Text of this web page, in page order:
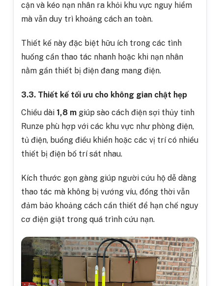
cận và kéo nạn nhân ra khỏi khu vực nguy hiểm
mà vẫn duy trì khoảng cách an toàn.
Thiết kế này đặc biệt hữu ích trong các tình
huống cần thao tác nhanh hoặc khi nạn nhân
nằm gần thiết bị điện đang mang điện.
3.3. Thiết kế tối ưu cho không gian chật hẹp
Chiều dài 1,8 m giúp sào cách điện sợi thủy tinh
Runze phù hợp với các khu vực như phòng điện,
tủ điện, buồng điều khiển hoặc các vị trí có nhiều
thiết bị điện bố trí sát nhau.
Kích thước gọn gàng giúp người cứu hộ dễ dàng
thao tác mà không bị vướng víu, đồng thời vẫn
đảm bảo khoảng cách cần thiết để hạn chế nguy
cơ điện giật trong quá trình cứu nạn.